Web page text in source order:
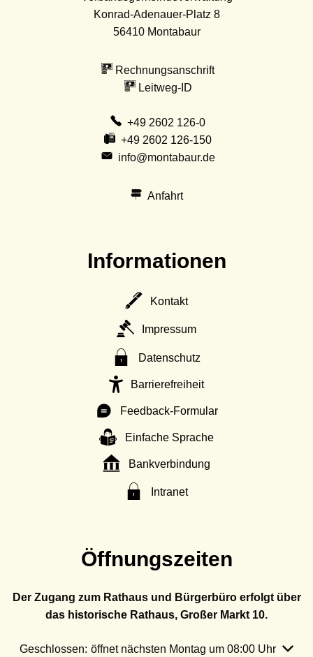
Konrad-Adenauer-Platz 8
56410 Montabaur
Rechnungsanschrift
Leitweg-ID
+49 2602 126-0
+49 2602 126-150
info@montabaur.de
Anfahrt
Informationen
Kontakt
Impressum
Datenschutz
Barrierefreiheit
Feedback-Formular
Einfache Sprache
Bankverbindung
Intranet
Öffnungszeiten
Der Zugang zum Rathaus und Bürgerbüro erfolgt über
das historische Rathaus, Großer Markt 10.
Klicken, um weitere Öffnungs- oder Schließzeiten
Geschlossen: öffnet nächsten Montag um 08:00 Uhr